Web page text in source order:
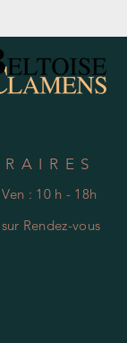
: 10 h - 18h
sur Rendez-vous